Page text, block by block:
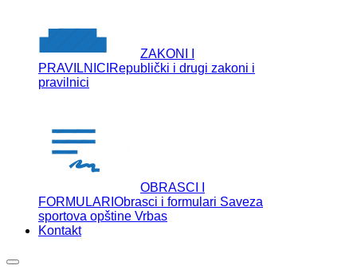
ZAKONI I
PRAVILNICI Republički i drugi zakoni i
pravilnici
OBRASCI I
FORMULARI Obrasci i formulari Saveza
sportova opštine Vrbas
Kontakt